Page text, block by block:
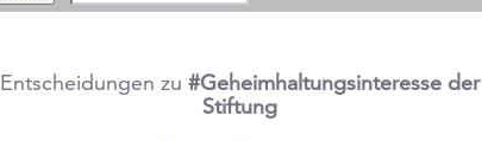
Entscheidungen zu#Geheimhaltungsinteresse der
Stiftung